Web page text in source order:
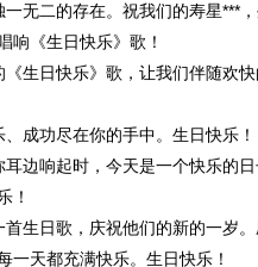
无二的存在。祝我们的寿星***
响《生日快乐》歌！
生日快乐》歌，让我们伴随欢
成功尽在你的手中。生日快乐！
边响起时，今天是一个快乐的
！
生日歌，庆祝他们的新的一岁
一天都充满快乐。生日快乐！